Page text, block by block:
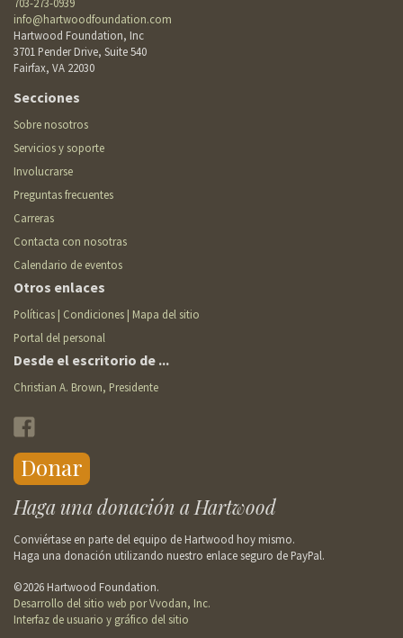
info@hartwoodfoundation.com
Hartwood Foundation, Inc
3701 Pender Drive, Suite 540
Fairfax, VA 22030
Footer
Menu
Footer
menu
Secciones
Sobre nosotros
Servicios y soporte
Involucrarse
Preguntas frecuentes
Carreras
Contacta con nosotras
Calendario de eventos
Otros enlaces
Políticas | Condiciones | Mapa del sitio
Portal del personal
Desde el escritorio de ...
Christian A. Brown, Presidente
Enlaces
de
redes
sociales
Donar
Donar
Haga una donación a Hartwood
Conviértase en parte del equipo de Hartwood hoy mismo.
Haga una donación utilizando nuestro enlace seguro de PayPal.
©2026 Hartwood Foundation.
Desarrollo del sitio web por Vvodan, Inc.
Interfaz de usuario y gráfico del sitio